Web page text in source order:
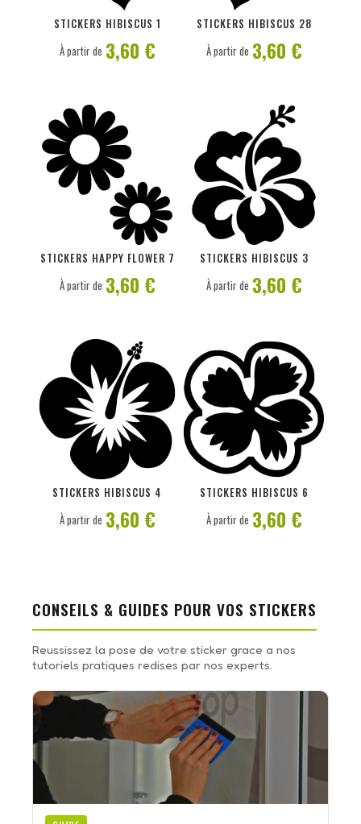
STICKERS HIBISCUS 1
PERSONNALISER
À partir de 3,60 €
STICKERS HIBISCUS 28
PERSONNALISER
À partir de 3,60 €
STICKERS HAPPY FLOWER 7
PERSONNALISER
À partir de 3,60 €
STICKERS HIBISCUS 3
PERSONNALISER
À partir de 3,60 €
STICKERS HIBISCUS 4
PERSONNALISER
À partir de 3,60 €
STICKERS HIBISCUS 6
PERSONNALISER
À partir de 3,60 €
CONSEILS & GUIDES POUR VOS STICKERS
Reussissez la pose de votre sticker grace a nos
tutoriels pratiques redises par nos experts.